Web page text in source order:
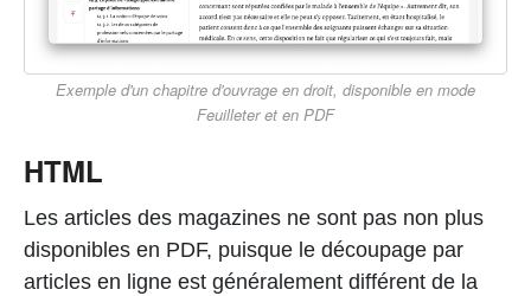
Exemple d'un chapitre d'ouvrage en droit, disponible en mode
Feuilleter et en PDF
HTML
Les articles des magazines ne sont pas non plus
disponibles en PDF, puisque le découpage par
articles en ligne est généralement différent de la